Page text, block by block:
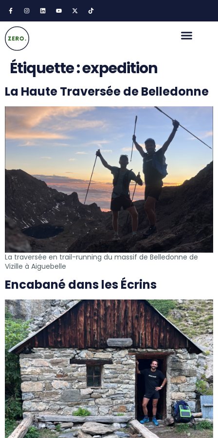
Étiquette :expedition
La Haute Traversée de Belledonne
La traversée en trail-running du massif de Belledonne de
Vizille à Aiguebelle
Encabané dans les Écrins